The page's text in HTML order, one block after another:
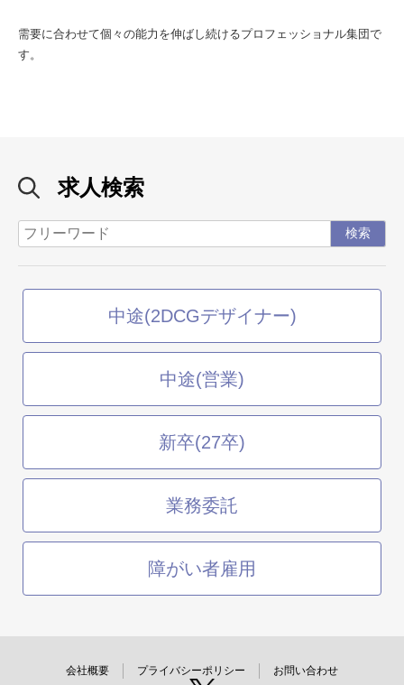
需要に合わせて個々の能力を伸ばし続けるプロフェッショナル集団で
す。
求人検索
中途(2DCGデザイナー)
中途(営業)
新卒(27卒)
業務委託
障がい者雇用
会社概要 プライバシーポリシー お問い合わせ